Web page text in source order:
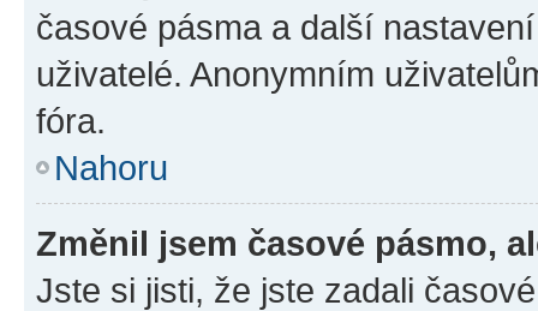
časové pásma a další
uživatelé. Anonymním
fóra.
Nahoru
Změnil jsem časové pásmo,
Jste si jisti, že jste zadali